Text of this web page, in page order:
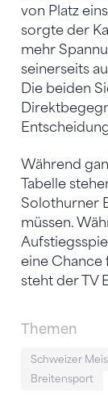
von Platz
sorgte der
mehr
seinerseits
Die beiden
Während
Tabelle
Solothurner
müssen.
eine Chance
steht der TV
Themen
Schweizer
Breitensport